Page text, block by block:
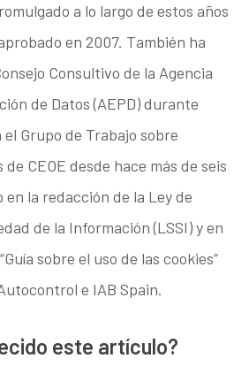
a lo largo de estos años
en 2007. También ha
Consultivo de la Agencia
de Datos (AEPD) durante
Grupo de Trabajo sobre
CEOE desde hace más de seis
la redacción de la Ley de
de la Información (LSSI) y en
sobre el uso de las cookies”
e IAB Spain.
este artículo?